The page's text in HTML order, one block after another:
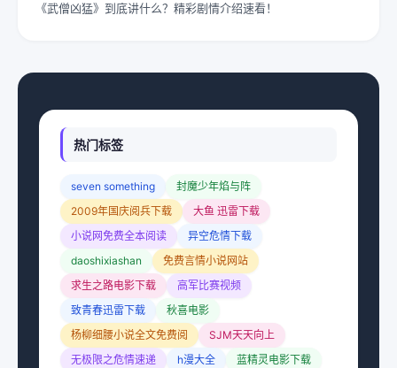
《武僧凶猛》到底讲什么？精彩剧情介绍速看！
热门标签
seven something
封魔少年焰与阵
2009年国庆阅兵下载
大鱼 迅雷下载
小说网免费全本阅读
异空危情下载
daoshixiashan
免费言情小说网站
求生之路电影下载
高军比赛视频
致青春迅雷下载
秋喜电影
杨柳细腰小说全文免费阅
SJM天天向上
无极限之危情速递
h漫大全
蓝精灵电影下载